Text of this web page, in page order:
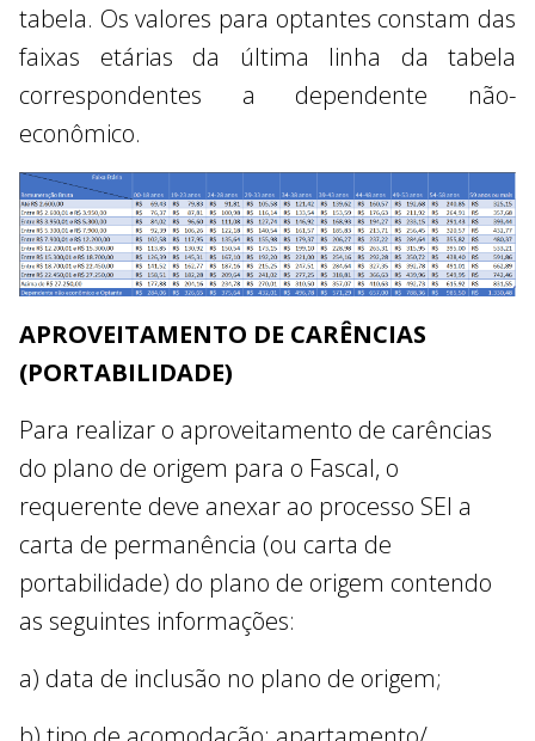
tabela. Os valores para optantes constam das
faixas etárias da última linha da tabela
correspondentes a dependente não-
econômico.
APROVEITAMENTO DE CARÊNCIAS
(PORTABILIDADE)
Para realizar o aproveitamento de carências
do plano de origem para o Fascal, o
requerente deve anexar ao processo SEI a
carta de permanência (ou carta de
portabilidade) do plano de origem contendo
as seguintes informações:
a) data de inclusão no plano de origem;